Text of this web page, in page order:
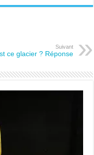
Suivant
ce glacier ? Réponse